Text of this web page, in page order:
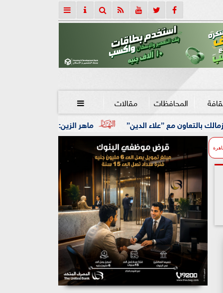
المحافظات مقالات 
ماهر الزين: 25 حافلة تُعيد 1250 سودانيًا ضمن الفوج الـ41.. والالتزام بوثائق السفر عزز انسيابية العودة الطوعية الدين”